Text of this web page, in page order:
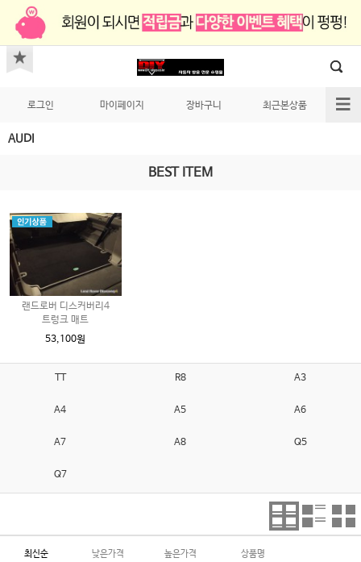
로그인 마이페이지 장바구니 최근본상품
AUDI
BEST ITEM
랜드로버 디스커버리4
트렁크 매트
53,100원
TT R8 A3
A4 A5 A6
A7 A8 Q5
Q7
최신순 낮은가격 높은가격 상품명